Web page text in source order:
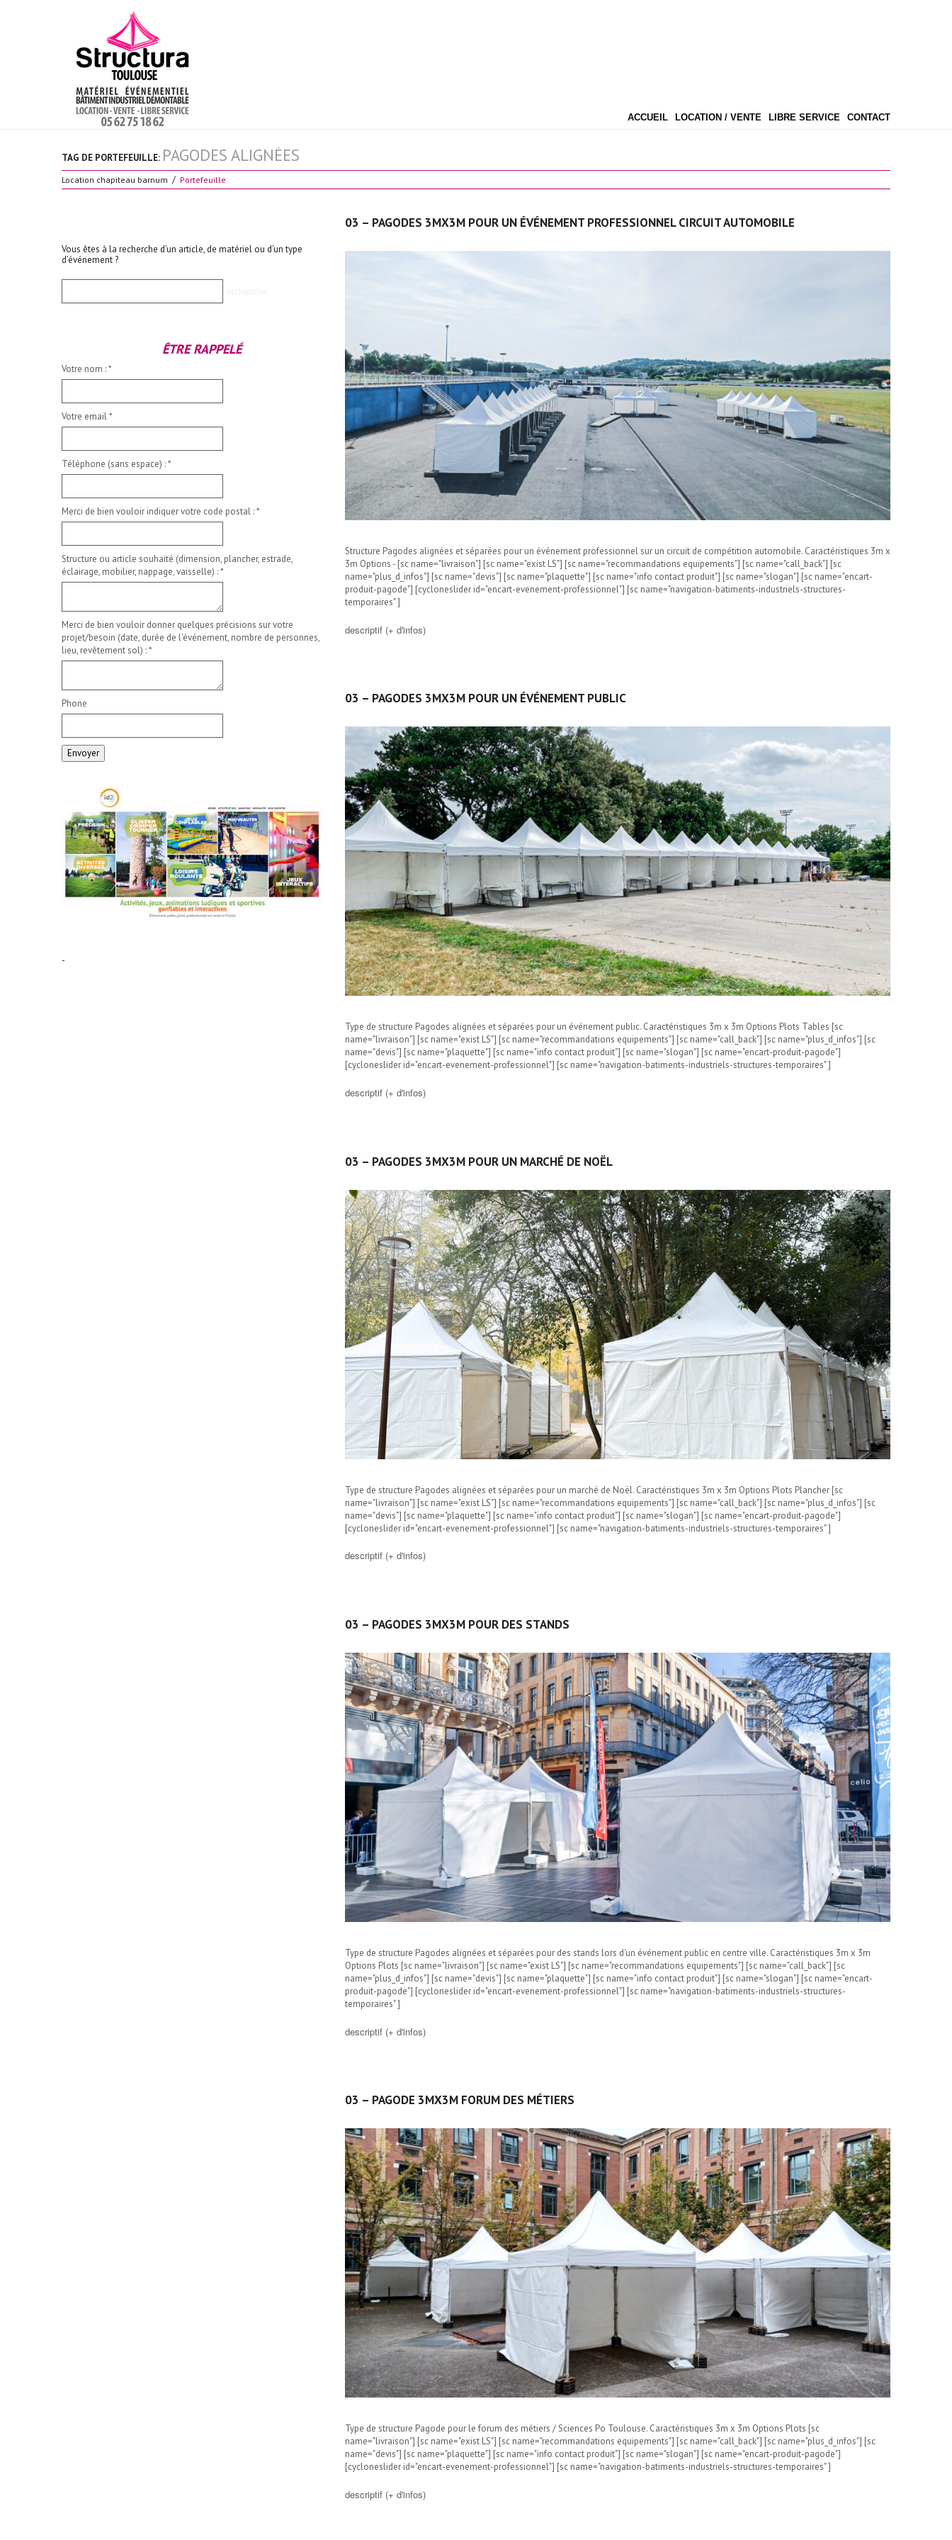
ACCUEIL LOCATION / VENTE LIBRE SERVICE CONTACT
TAG DE PORTEFEUILLE: PAGODES ALIGNÉES
Location chapiteau barnum Portefeuille
03 – PAGODES 3MX3M POUR UN ÉVÉNEMENT PROFESSIONNEL CIRCUIT AUTOMOBILE
Structure Pagodes alignées et séparées pour un événement professionnel sur un circuit de compétition automobile. Caractéristiques 3m x
3m Options - [sc name="livraison"] [sc name="exist LS"] [sc name="recommandations equipements"] [sc name="call_back"] [sc
name="plus_d_infos"] [sc name="devis"] [sc name="plaquette"] [sc name="info contact produit"] [sc name="slogan"] [sc name="encart-
produit-pagode"] [cycloneslider id="encart-evenement-professionnel"] [sc name="navigation-batiments-industriels-structures-
temporaires" ]
descriptif (+ d'infos)
03 – PAGODES 3MX3M POUR UN ÉVÉNEMENT PUBLIC
Type de structure Pagodes alignées et séparées pour un événement public. Caractéristiques 3m x 3m Options Plots Tables [sc
name="livraison"] [sc name="exist LS"] [sc name="recommandations equipements"] [sc name="call_back"] [sc name="plus_d_infos"] [sc
name="devis"] [sc name="plaquette"] [sc name="info contact produit"] [sc name="slogan"] [sc name="encart-produit-pagode"]
[cycloneslider id="encart-evenement-professionnel"] [sc name="navigation-batiments-industriels-structures-temporaires" ]
descriptif (+ d'infos)
03 – PAGODES 3MX3M POUR UN MARCHÉ DE NOËL
Type de structure Pagodes alignées et séparées pour un marché de Noël. Caractéristiques 3m x 3m Options Plots Plancher [sc
name="livraison"] [sc name="exist LS"] [sc name="recommandations equipements"] [sc name="call_back"] [sc name="plus_d_infos"] [sc
name="devis"] [sc name="plaquette"] [sc name="info contact produit"] [sc name="slogan"] [sc name="encart-produit-pagode"]
[cycloneslider id="encart-evenement-professionnel"] [sc name="navigation-batiments-industriels-structures-temporaires" ]
descriptif (+ d'infos)
03 – PAGODES 3MX3M POUR DES STANDS
Type de structure Pagodes alignées et séparées pour des stands lors d'un événement public en centre ville. Caractéristiques 3m x 3m
Options Plots [sc name="livraison"] [sc name="exist LS"] [sc name="recommandations equipements"] [sc name="call_back"] [sc
name="plus_d_infos"] [sc name="devis"] [sc name="plaquette"] [sc name="info contact produit"] [sc name="slogan"] [sc name="encart-
produit-pagode"] [cycloneslider id="encart-evenement-professionnel"] [sc name="navigation-batiments-industriels-structures-
temporaires" ]
descriptif (+ d'infos)
03 – PAGODE 3MX3M FORUM DES MÉTIERS
Type de structure Pagode pour le forum des métiers / Sciences Po Toulouse. Caractéristiques 3m x 3m Options Plots [sc
name="livraison"] [sc name="exist LS"] [sc name="recommandations equipements"] [sc name="call_back"] [sc name="plus_d_infos"] [sc
name="devis"] [sc name="plaquette"] [sc name="info contact produit"] [sc name="slogan"] [sc name="encart-produit-pagode"]
[cycloneslider id="encart-evenement-professionnel"] [sc name="navigation-batiments-industriels-structures-temporaires" ]
descriptif (+ d'infos)
Vous êtes à la recherche d’un article, de matériel ou d’un type
d’événement ?
ÊTRE RAPPELÉ
Votre nom :*
Votre email*
Téléphone (sans espace) :*
Merci de bien vouloir indiquer votre code postal :*
Structure ou article souhaité (dimension, plancher, estrade,
éclairage, mobilier, nappage, vaisselle) :*
Merci de bien vouloir donner quelques précisions sur votre
projet/besoin (date, durée de l'événement, nombre de personnes,
lieu, revêtement sol) :*
Phone
Envoyer
-